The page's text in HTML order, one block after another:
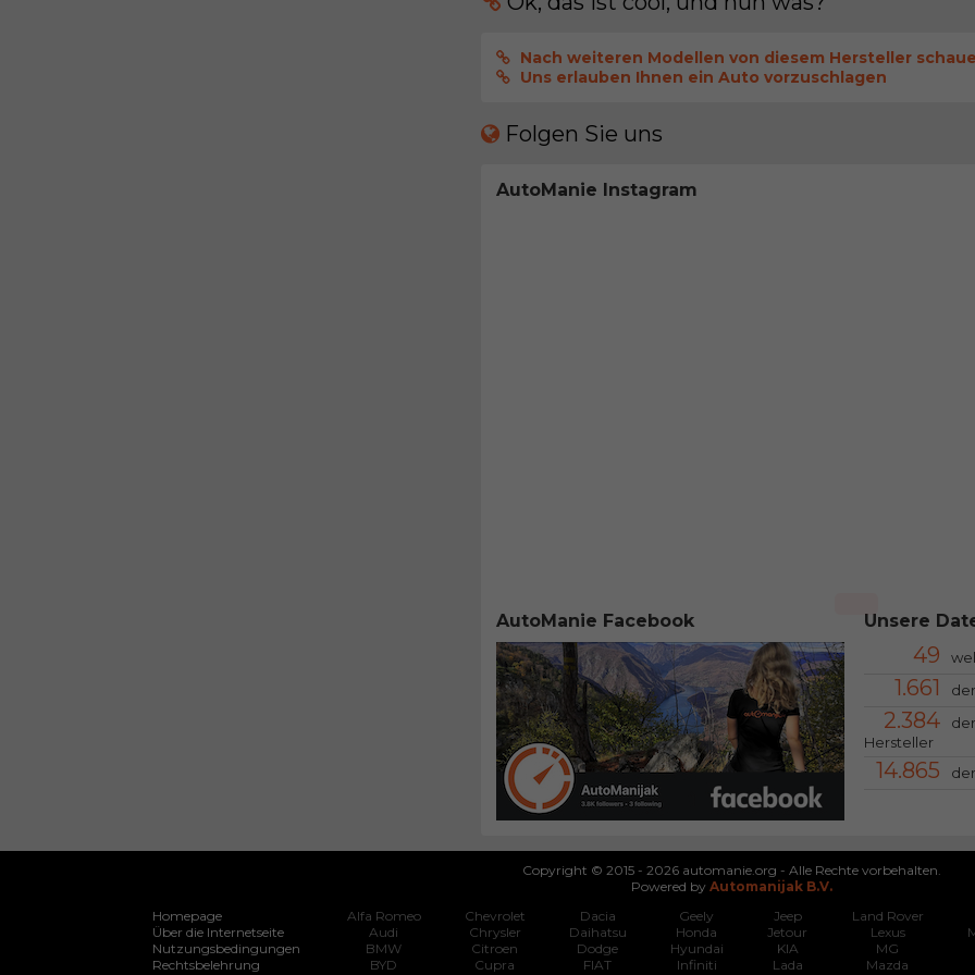
Nach weiteren Modellen von diesem Hersteller
Uns erlauben Ihnen ein Auto vorzuschlagen
Folgen Sie uns
AutoManie Instagram
AutoManie Facebook Unsere
49
1.661
2.384
Hersteller
14.865
Copyright © 2015 - 2026 automanie.org - Alle Rechte vorbehalten.
Powered by Automanijak B.V.
Homepage
Über die Internetseite
Nutzungsbedingungen
Rechtsbelehrung
Alfa Romeo
Audi
BMW
BYD
Chevrolet
Chrysler
Citroen
Cupra
Dacia
Daihatsu
Dodge
FIAT
Geely
Honda
Hyundai
Infiniti
Jeep
Jetour
KIA
Lada
Land Rover
Lexus
MG
Mazda